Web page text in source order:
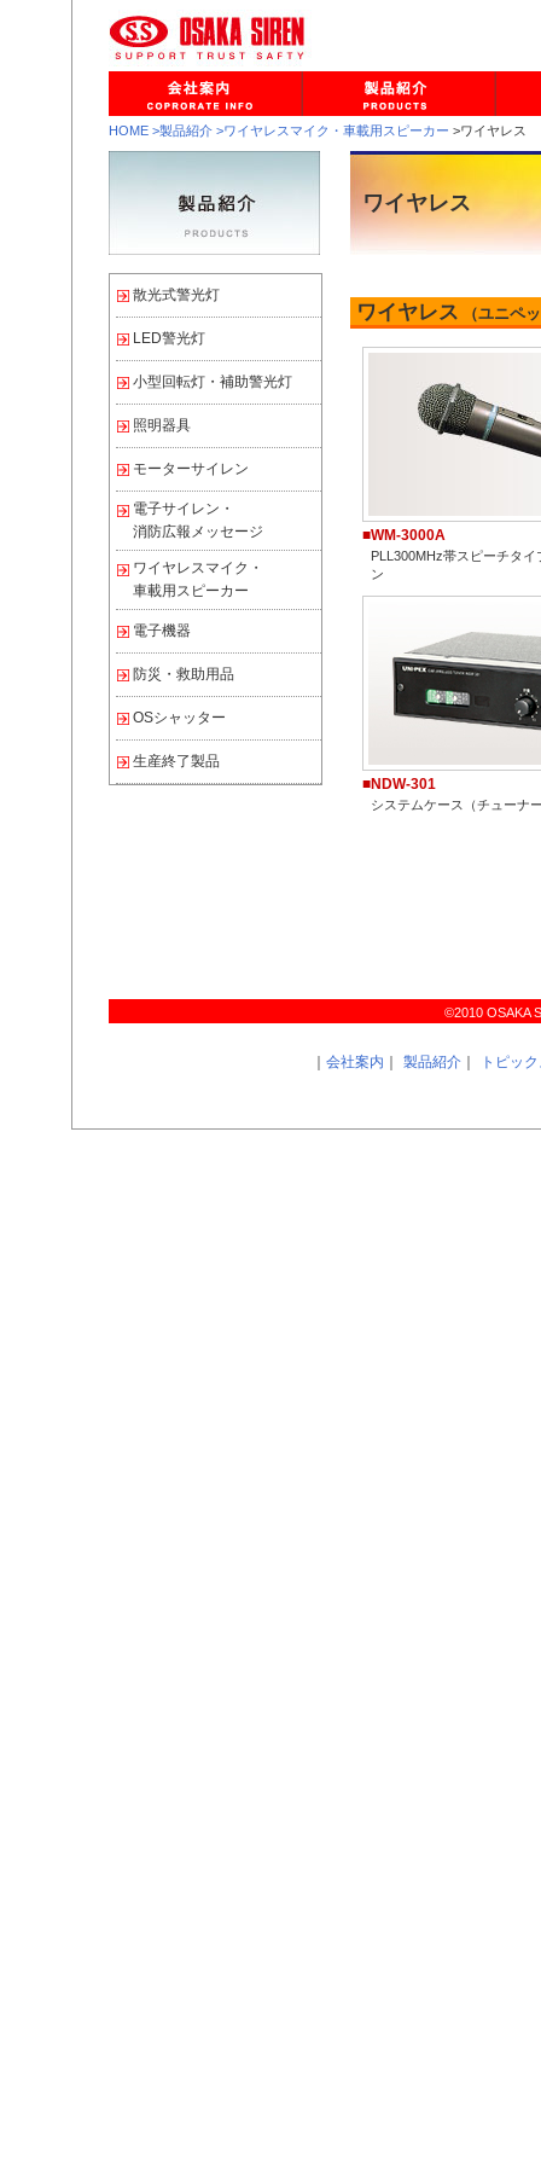
HOME >製品紹介 >ワイヤレスマイク・車載用スピーカー >ワイヤレス
ワイヤレス
散光式警光灯
LED警光灯
小型回転灯・補助警光灯
照明器具
モーターサイレン
電子サイレン・
消防広報メッセージ
ワイヤレスマイク・
車載用スピーカー
電子機器
防災・救助用品
OSシャッター
生産終了製品
ワイヤレス （ユニペ
■WM-3000A
PLL300MHz帯スピーチタ
ン
■NDW-301
システムケース（チューナ
©2010 OSAKA
会社案内 製品紹介 トピッ